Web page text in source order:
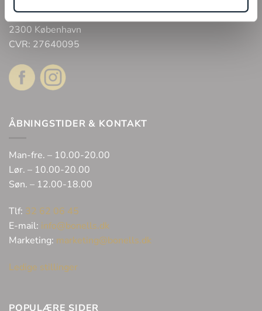
Arne Jacobsens Allé 12, butik 105 C/O Field’s
2300 København
CVR: 27640095
ÅBNINGSTIDER & KONTAKT
Man-fre. – 10.00-20.00
Lør. – 10.00-20.00
Søn. – 12.00-18.00
Tlf: 32 62 06 45
E-mail: info@bonells.dk
Marketing: marketing@bonells.dk
Ledige stillinger
POPULÆRE SIDER